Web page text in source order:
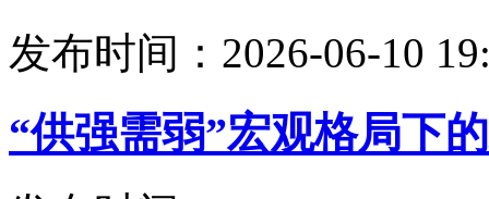
发布时间：2026-06-10
“供强需弱”宏观格局下